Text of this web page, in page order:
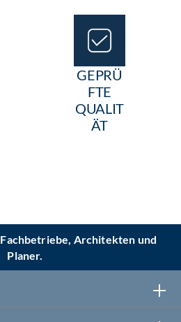
GEPRÜ
FTE
QUALIT
ÄT
Architekten und
Planer.